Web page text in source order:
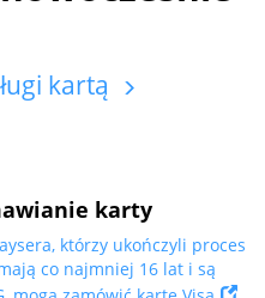
kartą
karty
którzy ukończyli proces
co najmniej 16 lat i są